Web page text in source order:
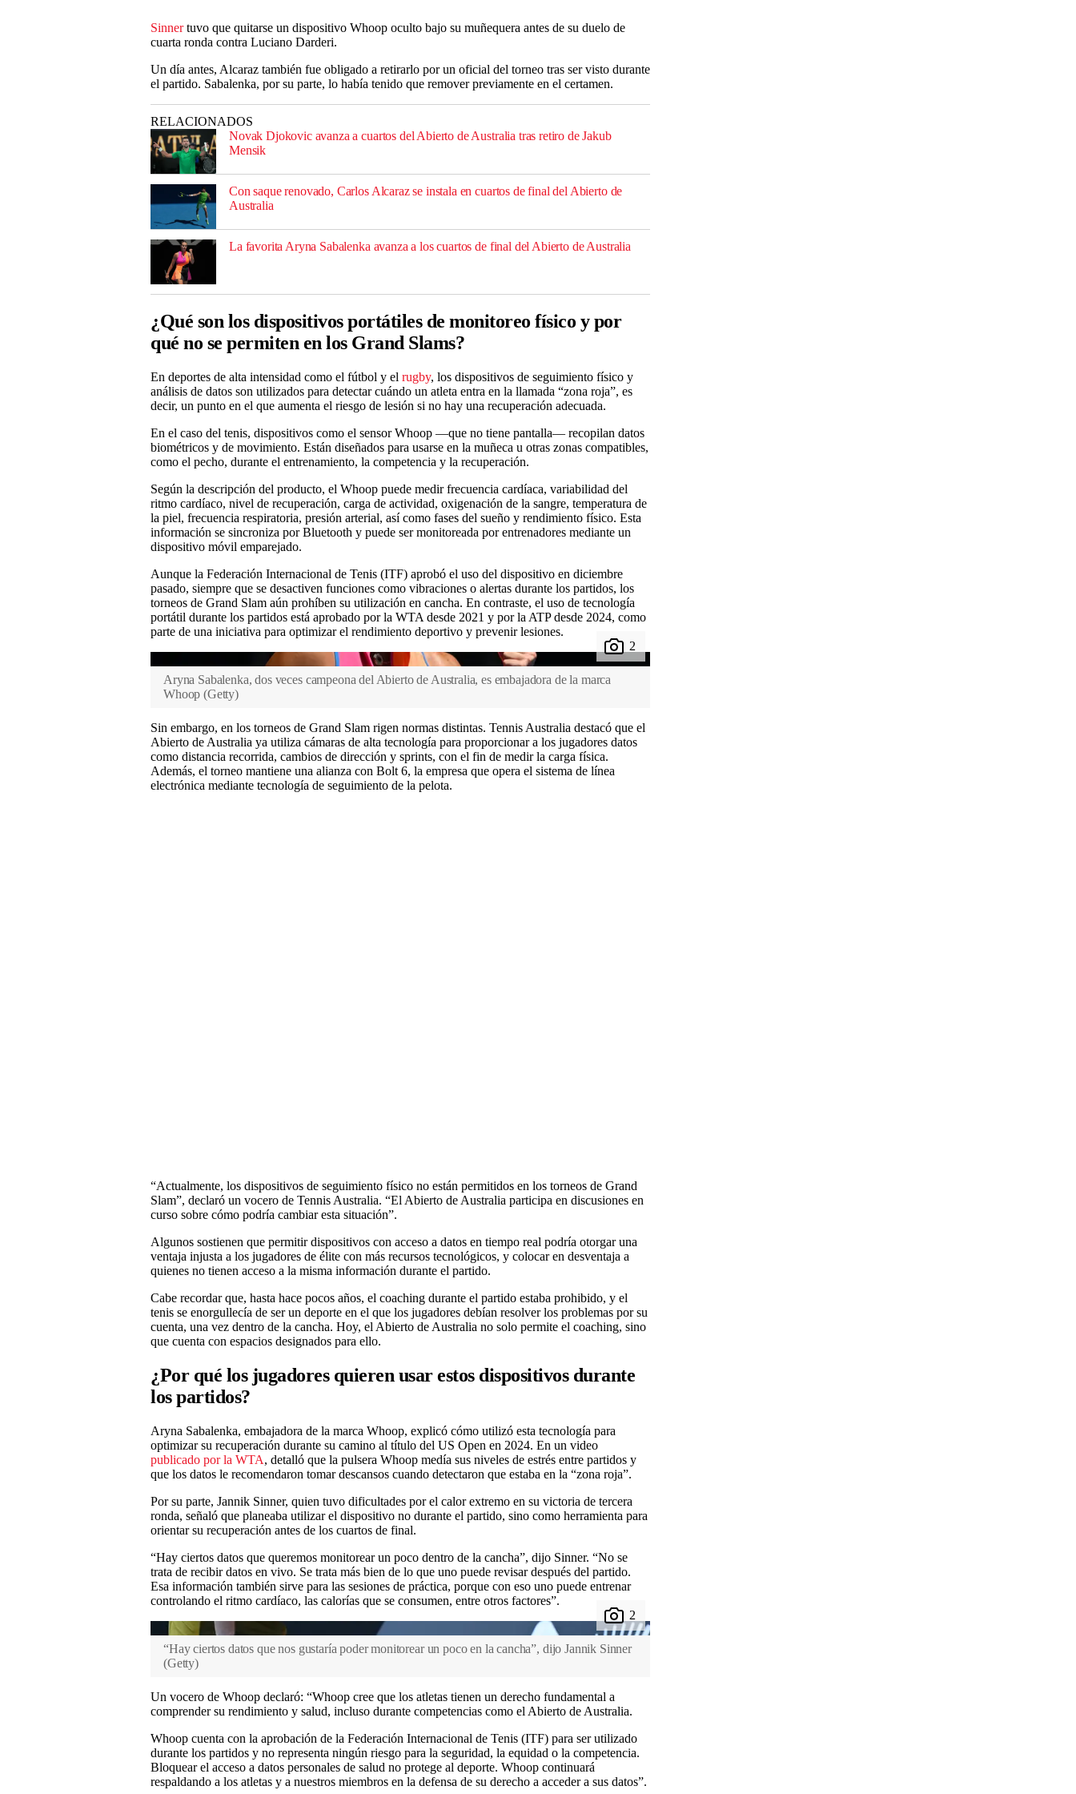
Sinnertuvo que quitarse un dispositivo Whoop oculto bajo su muñequera antes de su duelo de
cuarta ronda contra Luciano Darderi.
Un día antes, Alcaraz también fue obligado a retirarlo por un oficial del torneo tras ser visto durante
el partido. Sabalenka, por su parte, lo había tenido que remover previamente en el certamen.
RELACIONADOS
Novak Djokovic avanza a cuartos del Abierto de Australia tras retiro de Jakub
Mensik
Con saque renovado, Carlos Alcaraz se instala en cuartos de final del Abierto de
Australia
La favorita Aryna Sabalenka avanza a los cuartos de final del Abierto de Australia
¿Qué son los dispositivos portátiles de monitoreo físico y por
qué no se permiten en los Grand Slams?
En deportes de alta intensidad como el fútbol y el rugby, los dispositivos de seguimiento físico y
análisis de datos son utilizados para detectar cuándo un atleta entra en la llamada “zona roja”, es
decir, un punto en el que aumenta el riesgo de lesión si no hay una recuperación adecuada.
En el caso del tenis, dispositivos como el sensor Whoop —que no tiene pantalla— recopilan datos
biométricos y de movimiento. Están diseñados para usarse en la muñeca u otras zonas compatibles,
como el pecho, durante el entrenamiento, la competencia y la recuperación.
Según la descripción del producto, el Whoop puede medir frecuencia cardíaca, variabilidad del
ritmo cardíaco, nivel de recuperación, carga de actividad, oxigenación de la sangre, temperatura de
la piel, frecuencia respiratoria, presión arterial, así como fases del sueño y rendimiento físico. Esta
información se sincroniza por Bluetooth y puede ser monitoreada por entrenadores mediante un
dispositivo móvil emparejado.
Aunque la Federación Internacional de Tenis (ITF) aprobó el uso del dispositivo en diciembre
pasado, siempre que se desactiven funciones como vibraciones o alertas durante los partidos, los
torneos de Grand Slam aún prohíben su utilización en cancha. En contraste, el uso de tecnología
portátil durante los partidos está aprobado por la WTA desde 2021 y por la ATP desde 2024, como
parte de una iniciativa para optimizar el rendimiento deportivo y prevenir lesiones.
Aryna Sabalenka, dos veces campeona del Abierto de Australia, es embajadora de la marca
Whoop (Getty)
Sin embargo, en los torneos de Grand Slam rigen normas distintas. Tennis Australia destacó que el
Abierto de Australia ya utiliza cámaras de alta tecnología para proporcionar a los jugadores datos
como distancia recorrida, cambios de dirección y sprints, con el fin de medir la carga física.
Además, el torneo mantiene una alianza con Bolt 6, la empresa que opera el sistema de línea
electrónica mediante tecnología de seguimiento de la pelota.
“Actualmente, los dispositivos de seguimiento físico no están permitidos en los torneos de Grand
Slam”, declaró un vocero de Tennis Australia. “El Abierto de Australia participa en discusiones en
curso sobre cómo podría cambiar esta situación”.
Algunos sostienen que permitir dispositivos con acceso a datos en tiempo real podría otorgar una
ventaja injusta a los jugadores de élite con más recursos tecnológicos, y colocar en desventaja a
quienes no tienen acceso a la misma información durante el partido.
Cabe recordar que, hasta hace pocos años, el coaching durante el partido estaba prohibido, y el
tenis se enorgullecía de ser un deporte en el que los jugadores debían resolver los problemas por su
cuenta, una vez dentro de la cancha. Hoy, el Abierto de Australia no solo permite el coaching, sino
que cuenta con espacios designados para ello.
¿Por qué los jugadores quieren usar estos dispositivos durante
los partidos?
Aryna Sabalenka, embajadora de la marca Whoop, explicó cómo utilizó esta tecnología para
optimizar su recuperación durante su camino al título del US Open en 2024. En un video
publicado por la WTA, detalló que la pulsera Whoop medía sus niveles de estrés entre partidos y
que los datos le recomendaron tomar descansos cuando detectaron que estaba en la “zona roja”.
Por su parte, Jannik Sinner, quien tuvo dificultades por el calor extremo en su victoria de tercera
ronda, señaló que planeaba utilizar el dispositivo no durante el partido, sino como herramienta para
orientar su recuperación antes de los cuartos de final.
“Hay ciertos datos que queremos monitorear un poco dentro de la cancha”, dijo Sinner. “No se
trata de recibir datos en vivo. Se trata más bien de lo que uno puede revisar después del partido.
Esa información también sirve para las sesiones de práctica, porque con eso uno puede entrenar
controlando el ritmo cardíaco, las calorías que se consumen, entre otros factores”.
“Hay ciertos datos que nos gustaría poder monitorear un poco en la cancha”, dijo Jannik Sinner
(Getty)
Un vocero de Whoop declaró: “Whoop cree que los atletas tienen un derecho fundamental a
comprender su rendimiento y salud, incluso durante competencias como el Abierto de Australia.
Whoop cuenta con la aprobación de la Federación Internacional de Tenis (ITF) para ser utilizado
durante los partidos y no representa ningún riesgo para la seguridad, la equidad o la competencia.
Bloquear el acceso a datos personales de salud no protege al deporte. Whoop continuará
respaldando a los atletas y a nuestros miembros en la defensa de su derecho a acceder a sus datos”.